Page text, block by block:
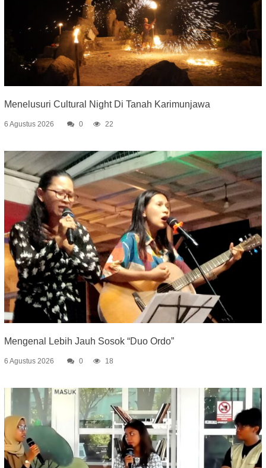
Menelusuri Cultural Night Di Tanah Karimunjawa
6 Agustus 2026 0 22
Mengenal Lebih Jauh Sosok “Duo Ordo”
6 Agustus 2026 0 18